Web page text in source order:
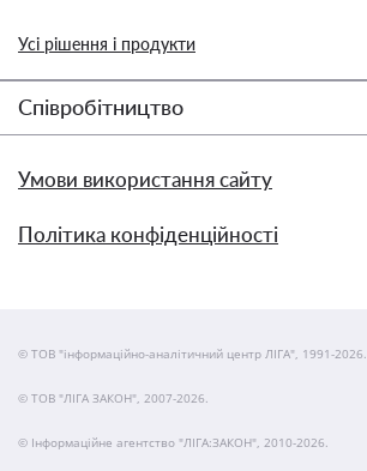
Усі рішення і продукти
Співробітництво
Умови використання сайту
Політика конфіденційності
© ТОВ "інформаційно-аналітичний центр ЛІГА", 1991-2026.
© ТОВ "ЛІГА ЗАКОН", 2007-2026.
© Інформаційне агентство "ЛІГА:ЗАКОН", 2010-2026.